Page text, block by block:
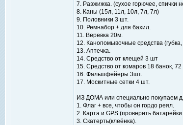
7. Разжижка. (сухое горючее, спички
8. Каны (15л, 11л, 10л, 7л, 7л)
9. Половники 3 шт.
10. Ремнабор + для бахил.
11. Веревка 20м.
12. Канопомывочные средства
13. Аптечка.
14. Средство от клещей 3 шт
15. Средство от комаров 18 банок,
16. Фальшфейеры 3шт.
17. Москитные сетки 4 шт.
ИЗ ДОМА или специально покупаем
1. Флаг + все, чтобы он гордо реял.
2. Карта и GPS (проверить
3. Скатерть(клеёнка).